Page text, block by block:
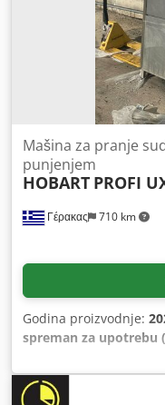
Γέρακας 710 km
Mašina za pranje
punjenjem
HOBART PROFI
Godina proizvodnje:
spreman za upotrebu
, Blago
isporučuje se zajedno
Acozmmuxe Dja